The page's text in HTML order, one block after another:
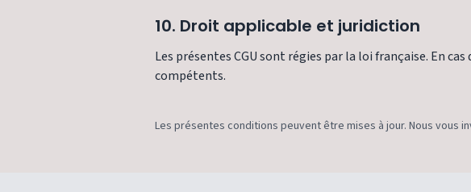
10. Droit applicable et juridiction
Les présentes CGU sont régies par la loi française. En
compétents.
Les présentes conditions peuvent être mises à jour. Nous